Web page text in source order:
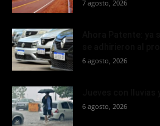
7 agosto, 2026
6 agosto, 2026
6 agosto, 2026